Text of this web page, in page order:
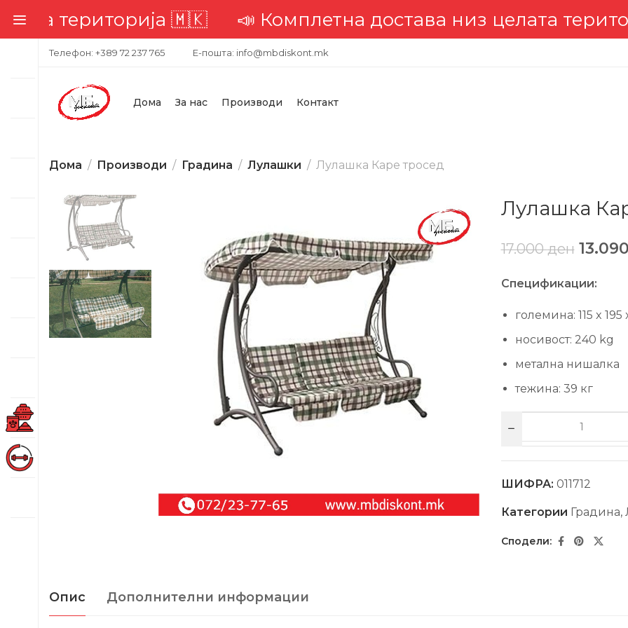
територија 🇲🇰📣 Комплетна достава низ целата
Телефон: +389 72 237 765 Е-пошта: info@mbdiskont.mk
Дома За нас Производи Контакт
Дома Производи Градина Лулашки Лулашка Каре тросед
Лулашка
17.000ден 13.090
Спецификации:
големина: 115 x 195
носивост: 240 kg
метална нишалка
тежина: 39 кг
ШИФРА: 011712
Категории Градина,
Опис Дополнителни информации